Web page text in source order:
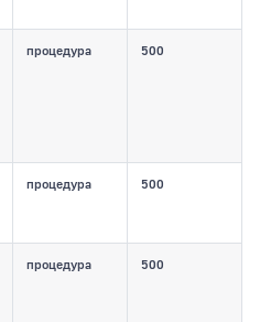
процедура 500
процедура 500
процедура 500